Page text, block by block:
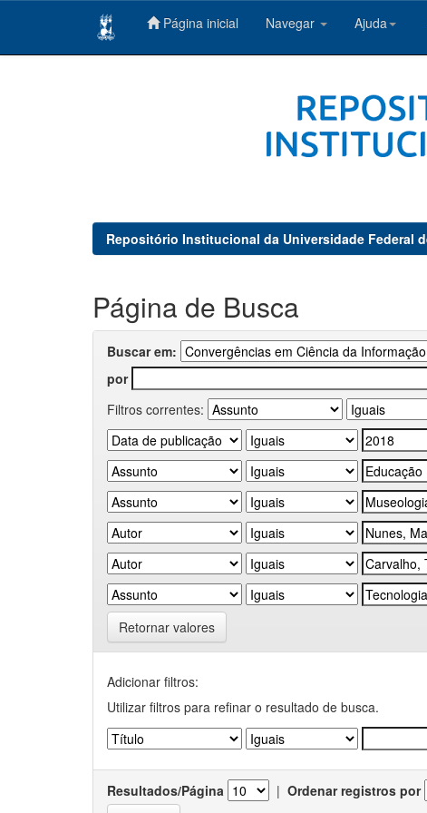
Página inicial Navegar Ajuda
Repositório Institucional da Universidade Federal
Página de Busca
Buscar em:
por
Filtros correntes:
Retornar valores
Adicionar filtros:
Utilizar filtros para refinar o resultado de busca.
Resultados/Página | Ordenar registros por